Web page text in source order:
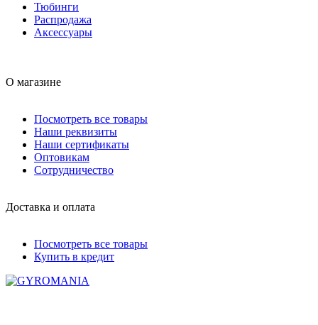
Тюбинги
Распродажа
Аксессуары
О магазине
Посмотреть все товары
Наши реквизиты
Наши сертификаты
Оптовикам
Сотрудничество
Доставка и оплата
Посмотреть все товары
Купить в кредит